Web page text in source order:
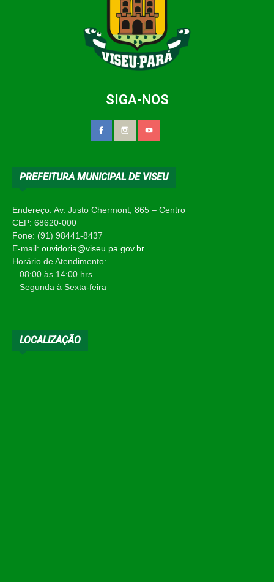
SIGA-NOS
PREFEITURA MUNICIPAL DE VISEU
Endereço: Av. Justo Chermont, 865 – Centro
CEP: 68620-000
Fone: (91) 98441-8437
E-mail: ouvidoria@viseu.pa.gov.br
Horário de Atendimento:
– 08:00 às 14:00 hrs
– Segunda à Sexta-feira
LOCALIZAÇÃO